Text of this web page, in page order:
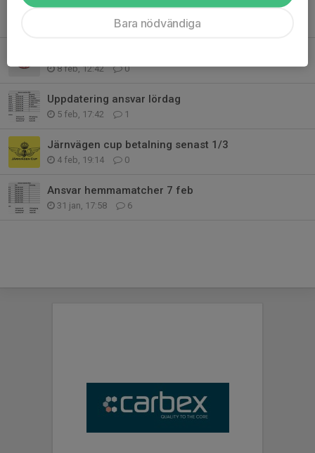
Ansvar seniormatch 8/3
14
8 feb, 12:42 0
Uppdatering ansvar lördag
5 feb, 17:42 1
Järnvägen cup betalning senast 1/3
4 feb, 19:14 0
Ansvar hemmamatcher 7 feb
31 jan, 17:58 6
Bara nödvändiga